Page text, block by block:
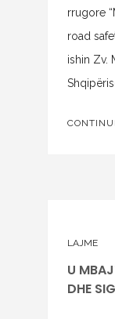
rrugore
road
ishin Zv.
LAJME
U
DHE